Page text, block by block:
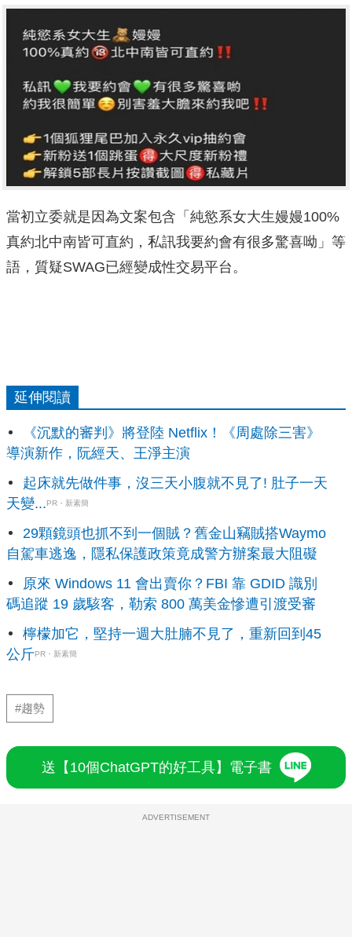
當初立委就是因為文案包含「純慾系女大生嫚嫚100%
真約北中南皆可直約，私訊我要約會有很多驚喜呦」等
語，質疑SWAG已經變成性交易平台。
延伸閱讀
《沉默的審判》將登陸 Netflix！《周處除三害》
導演新作，阮經天、王淨主演
起床就先做件事，沒三天小腹就不見了! 肚子一天
天變... PR・新素簡
29顆鏡頭也抓不到一個賊？舊金山竊賊搭Waymo
自駕車逃逸，隱私保護政策竟成警方辦案最大阻礙
原來 Windows 11 會出賣你？FBI 靠 GDID 識別
碼追蹤 19 歲駭客，勒索 800 萬美金慘遭引渡受審
檸檬加它，堅持一週大肚腩不見了，重新回到45
公斤PR・新素簡
#趨勢
送【10個ChatGPT的好工具】電子書
ADVERTISEMENT